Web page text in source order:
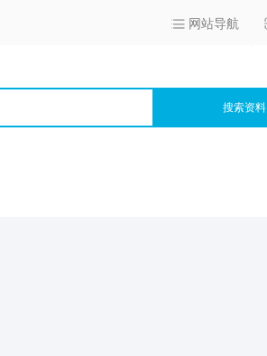
网站导航
搜索资料